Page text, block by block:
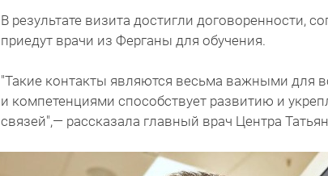
В результате визита достигли договоренности,
приедут врачи из Ферганы для обучения.
"Такие контакты являются весьма важными для
и компетенциями способствует развитию и
связей",— рассказала главный врач Центра